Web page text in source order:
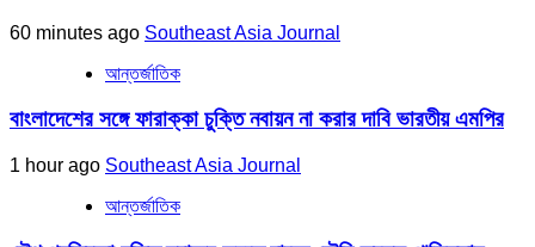
60 minutes ago Southeast Asia Journal
আন্তর্জাতিক
বাংলাদেশের সঙ্গে ফারাক্কা চুক্তি নবায়ন না করার দাবি ভারতীয় এমপির
1 hour ago Southeast Asia Journal
আন্তর্জাতিক